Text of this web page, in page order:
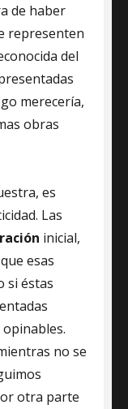
de haber
representen
del
merecería,
obras
es
Las
inicial,
esas
si éstas
no se
otra parte